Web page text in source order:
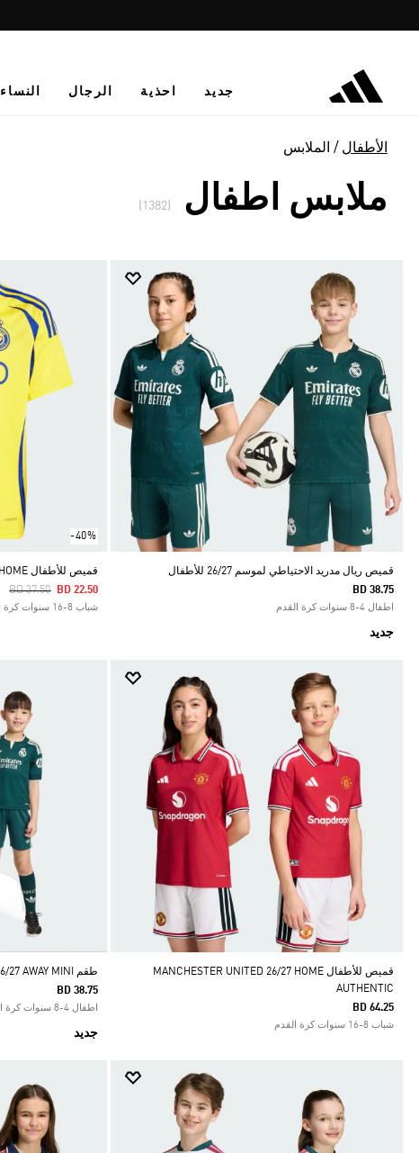
جديد احذية الرجال النساء
الأطفال الملابس
ملابس اطفال (1382)
قميص ريال مدريد الاحتياطي لموسم 26/27 للأطفال
BD 38.75
اطفال 4-8 سنوات كرة القدم
جديد
-40%
قميص للأطفال ALNASSR FC 24/25 HOME
Price Reduced From
BD 37.50ToBD 22.50
شباب 8-16 سنوات كرة القدم
قميص للأطفال MANCHESTER UNITED 26/27 HOME
AUTHENTIC
BD 64.25
شباب 8-16 سنوات كرة القدم
طقم REAL MADRID 26/27 AWAY MINI
BD 38.75
اطفال 4-8 سنوات كرة القدم
جديد